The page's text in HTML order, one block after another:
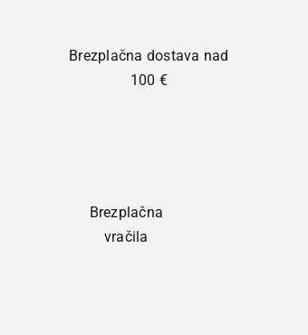
Brezplačna dostava nad
100 €
Brezplačna
vračila